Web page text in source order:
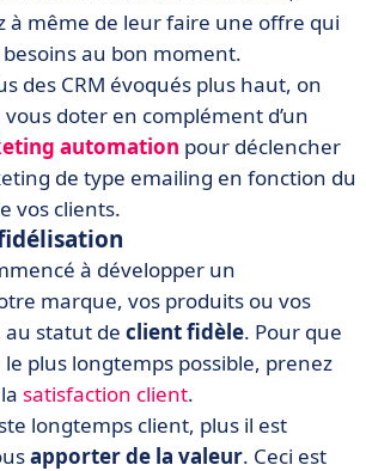
à même de leur faire une offre qui
au bon moment.
des CRM évoqués plus haut, on
vous doter en complément d’un
automation pour déclencher
de type emailing en fonction du
vos clients.
à développer un
marque, vos produits ou vos
au statut de client fidèle. Pour que
plus longtemps possible, prenez
satisfaction client.
longtemps client, plus il est
apporter de la valeur. Ceci est